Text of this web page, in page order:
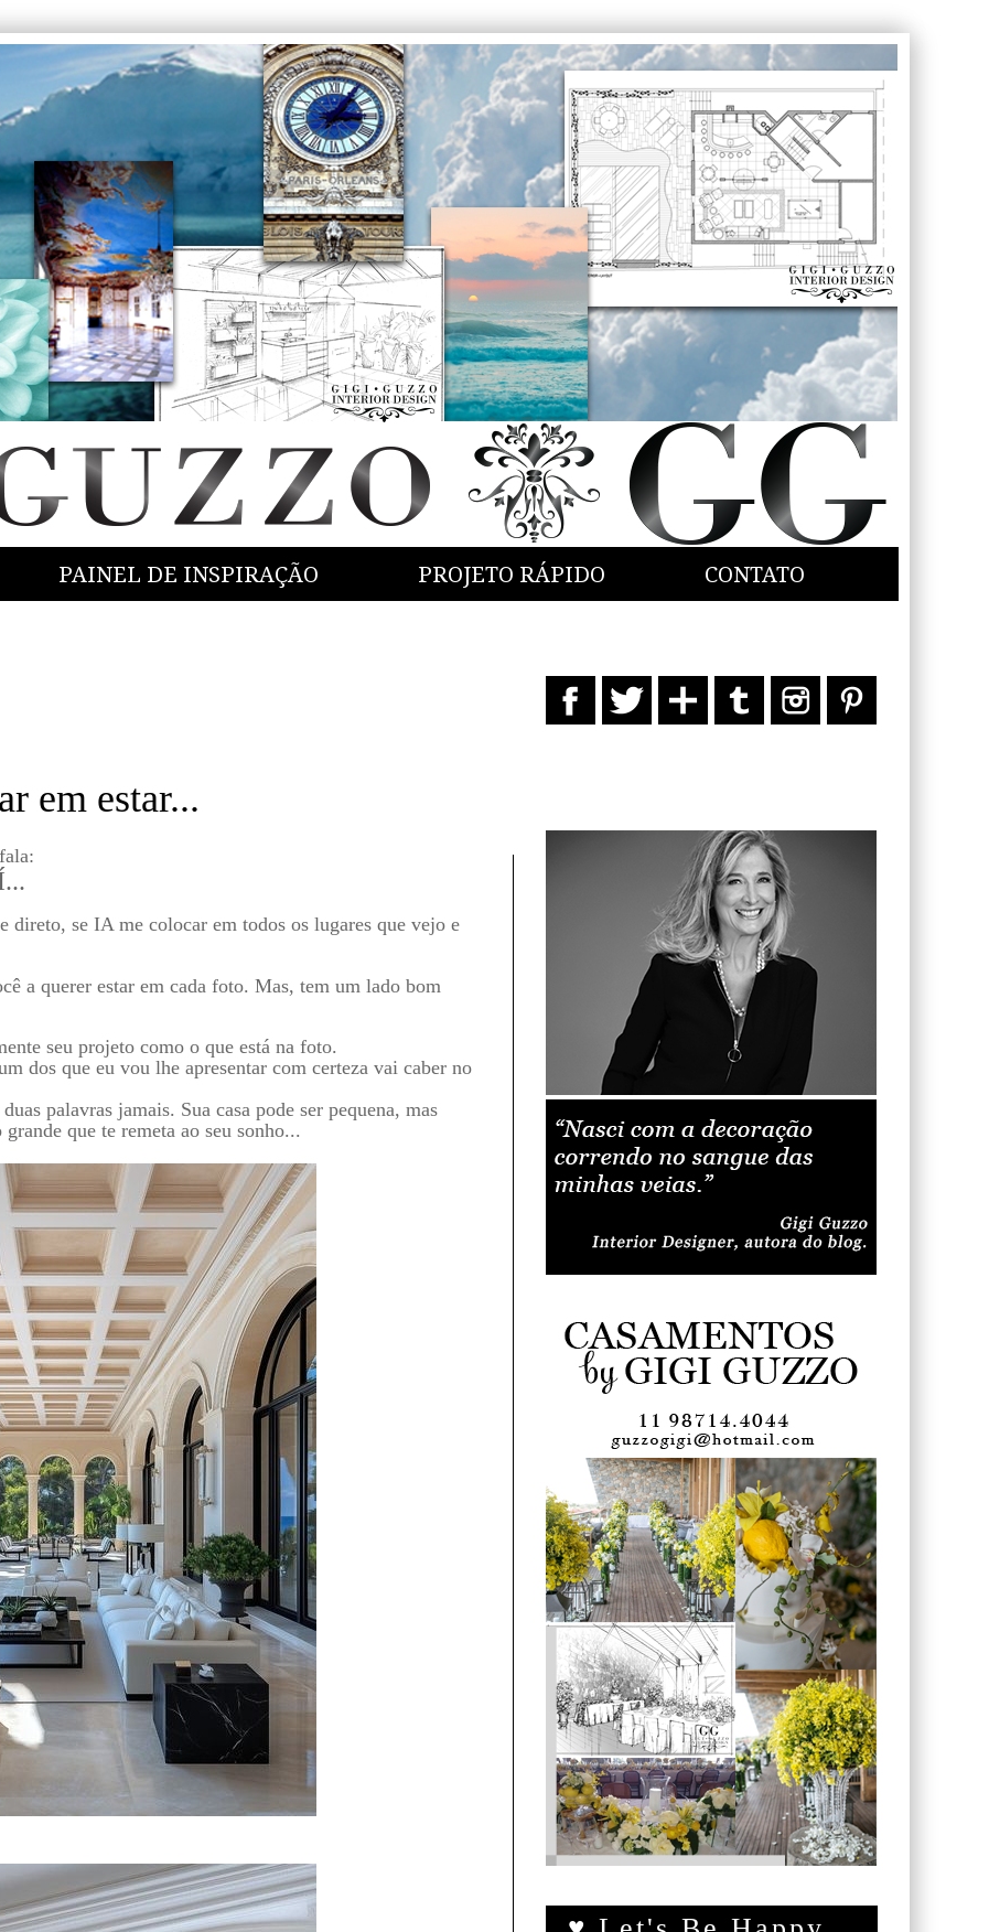
PAINEL DE INSPIRAÇÃO PROJETO RÁPIDO CONTATO
em estar...
direto, se IA me colocar em todos os lugares que vejo e
a querer estar em cada foto. Mas, tem um lado bom
seu projeto como o que está na foto.
dos que eu vou lhe apresentar com certeza vai caber no
palavras jamais. Sua casa pode ser pequena, mas
que te remeta ao seu sonho...